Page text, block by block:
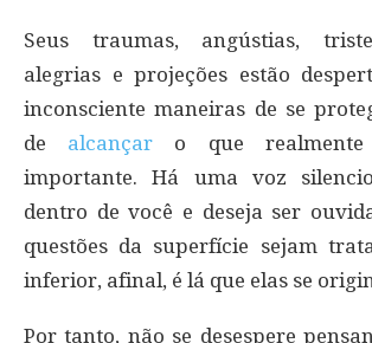
Seus traumas, angústias,
alegrias e projeções estão
inconsciente maneiras de se
de alcançar o que realmente
importante. Há uma voz
dentro de você e deseja ser
questões da superfície sejam
inferior, afinal, é lá que elas se
Por tanto, não se desespere